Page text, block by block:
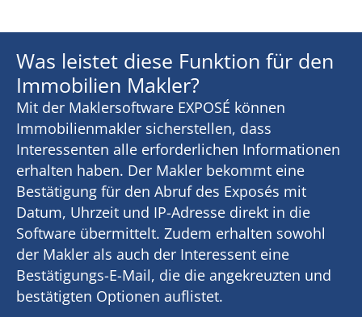
Was leistet diese Funktion für den
Immobilien Makler?
Mit der Maklersoftware EXPOSÉ können
Immobilienmakler sicherstellen, dass
Interessenten alle erforderlichen Informationen
erhalten haben. Der Makler bekommt eine
Bestätigung für den Abruf des Exposés mit
Datum, Uhrzeit und IP-Adresse direkt in die
Software übermittelt. Zudem erhalten sowohl
der Makler als auch der Interessent eine
Bestätigungs-E-Mail, die die angekreuzten und
bestätigten Optionen auflistet.